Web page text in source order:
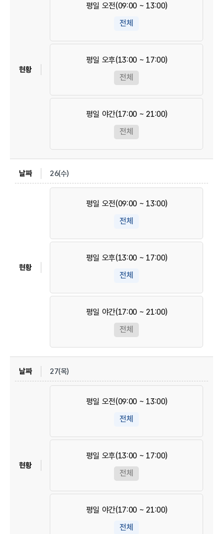
평일 오전(09:00 ~ 13:00)
전체
평일 오후(13:00 ~ 17:00)
전체
평일 야간(17:00 ~ 21:00)
전체
26(수)
평일 오전(09:00 ~ 13:00)
전체
평일 오후(13:00 ~ 17:00)
전체
평일 야간(17:00 ~ 21:00)
전체
27(목)
평일 오전(09:00 ~ 13:00)
전체
평일 오후(13:00 ~ 17:00)
전체
평일 야간(17:00 ~ 21:00)
전체